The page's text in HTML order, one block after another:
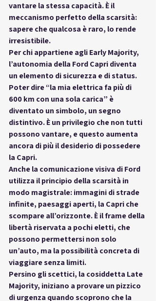
vantare la stessa capacità. È il
meccanismo perfetto della scarsità:
sapere che qualcosa è raro, lo rende
irresistibile.
Per chi appartiene agli Early Majority,
l’autonomia della Ford Capri diventa
un elemento di sicurezza e di status.
Poter dire “la mia elettrica fa più di
600 km con una sola carica” è
diventato un simbolo, un segno
distintivo. È un privilegio che non tutti
possono vantare, e questo aumenta
ancora di più il desiderio di possedere
la Capri.
Anche la comunicazione visiva di Ford
utilizza il principio della scarsità in
modo magistrale: immagini di strade
infinite, paesaggi aperti, la Capri che
scompare all’orizzonte. È il frame della
libertà riservata a pochi eletti, che
possono permettersi non solo
un’auto, ma la possibilità concreta di
viaggiare senza limiti.
Persino gli scettici, la cosiddetta Late
Majority, iniziano a provare un pizzico
di urgenza quando scoprono che la